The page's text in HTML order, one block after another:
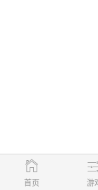
首页 游